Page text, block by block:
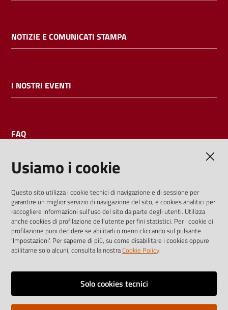
bibliotecario
NOTIZIE E COMUNICATI STAMPA
I NOSTRI EVENTI
FAQ
I dati personali pubblicati sono riutilizzabili solo alle condizioni
previste dalla direttiva comunitaria 2003/98/CE e dal d.lgs.
36/2006
Vai alla pagina
Note legali
Usiamo i cookie
Questo sito utilizza i cookie tecnici di navigazione e di sessione per
garantire un miglior servizio di navigazione del sito, e cookies analitici per
raccogliere informazioni sull'uso del sito da parte degli utenti. Utilizza
anche cookies di profilazione dell'utente per fini statistici. Per i cookie di
profilazione puoi decidere se abilitarli o meno cliccando sul pulsante
'Impostazioni'. Per saperne di più, su come disabilitare i cookies oppure
abilitarne solo alcuni, consulta la nostraCookie Policy.
Solo cookies tecnici